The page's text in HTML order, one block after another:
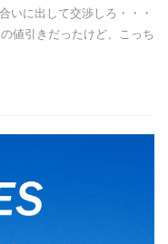
いに出して交渉しろ・・・
値引きだったけど、こっち